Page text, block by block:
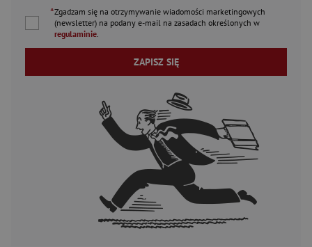
*Zgadzam się na otrzymywanie wiadomości marketingowych
(newsletter) na podany e-mail na zasadach określonych w
regulaminie.
ZAPISZ SIĘ